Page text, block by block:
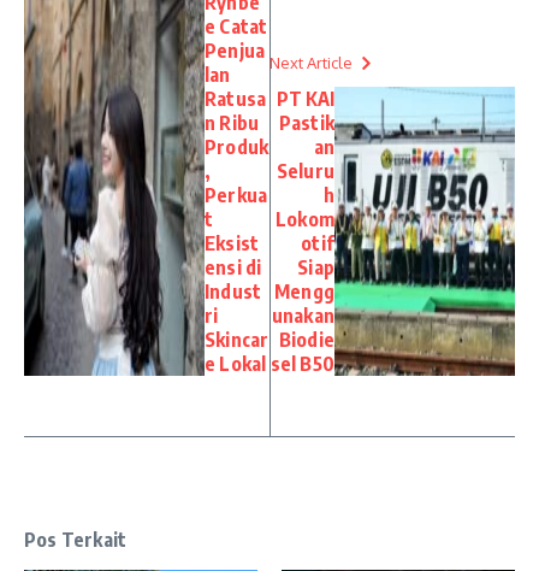
e Catat
Penjua
lan
Ratusa
n Ribu
Produk
,
Perkua
t
Eksist
ensi di
Indust
ri
Skincar
e Lokal
Next Article
PT KAI
Pastik
an
Seluru
h
Lokom
otif
Siap
Mengg
unakan
Biodie
sel B50
Pos Terkait